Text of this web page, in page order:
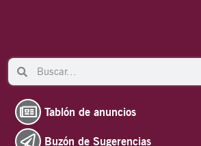
Search Search
Tablón de anuncios
Buzón de Sugerencias